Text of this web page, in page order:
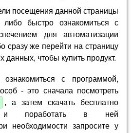
посещения данной страницы
быстро ознакомиться с
для автоматизации
сразу же перейти на страницу
данных, чтобы купить продукт.
с программой,
- это сначала посмотреть
, а затем скачать бесплатно
поработать в ней
необходимости запросите у